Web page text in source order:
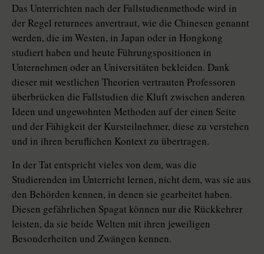
Das Unterrichten nach der Fallstudienmethode wird in
der Regel returnees anvertraut, wie die Chinesen genannt
werden, die im Westen, in Japan oder in Hongkong
studiert haben und heute Führungspositionen in
Unternehmen oder an Universitäten bekleiden. Dank
dieser mit westlichen Theorien vertrauten Professoren
überbrücken die Fallstudien die Kluft zwischen anderen
Ideen und ungewohnten Methoden auf der einen Seite
und der Fähigkeit der Kursteilnehmer, diese zu verstehen
und in ihren beruflichen Kontext zu übertragen.
In der Tat entspricht vieles von dem, was die
Studierenden im Unterricht lernen, nicht dem, was sie aus
den Behörden kennen, in denen sie gearbeitet haben.
Diesen gefährlichen Spagat können nur die Rückkehrer
leisten, da sie beide Welten mit ihren jeweiligen
Besonderheiten und Zwängen kennen.